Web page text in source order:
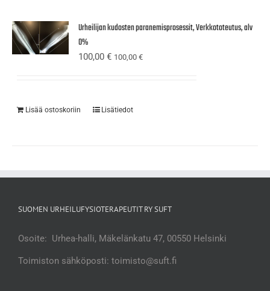
Urheilijan kudosten paranemisprosessit, Verkkototeutus, alv
0%
100,00€ 100,00€
Lisää ostoskoriin Lisätiedot
SUOMEN URHEILUFYSIOTERAPEUTIT RY SUFT
Osoite: Urhea-halli, Mäkelänkatu 47, 00550 Helsinki
Toimiston sähköposti: toimisto@suft.fi